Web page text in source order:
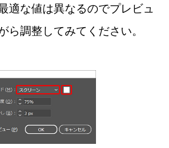
適な値は異なるのでプレビュ
ら調整してみてください。